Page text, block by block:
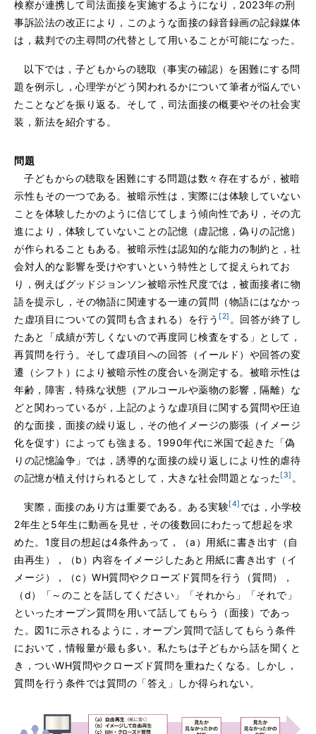
検察が連携して司法面接を実施するようになり，2023年の刑
事訴訟法の改正により，このような面接の録音録画の記録媒体
は，裁判での主尋問の代替として用いることが可能になった。
以下では，子どもからの聴取（事実の確認）を困難にする問
題を例示し，心理学がどう関われるかについて筆者が悩んでい
たことなどを振り返る。そして，司法面接の概要やその社会実
装，新法を紹介する。
問題
子どもからの聴取を困難にする問題は数々存在するが，被暗
示性もその一つである。被暗示性は，実際には体験していない
ことを体験したかのように信じてしまう傾向性であり，その亢
進により，体験していないことの記憶（虚記憶，偽りの記憶）
が作られることもある。被暗示性は認知的な能力の制約と，社
会対人的な影響を受けやすいという特性として捉えられてお
り，例えばグッドジョンソン被暗示性尺度では，被面接者に物
語を提示し，その物語に関連する一連の質問（物語にはなかっ
た虚項目についての質問も含まれる）を行う [2] 。回答が終了し
たあと「成績が芳しくないので再度同じ検査をする」として，
再質問を行う。そして虚項目への回答（イールド）や回答の変
遷（シフト）により被暗示性の度合いを測定する。被暗示性は
年齢，障害，特殊な状態（アルコールや薬物の影響，隔離）な
どと関わっているが，上記のような虚項目に関する質問や圧迫
的な面接，面接の繰り返し，その他イメージの膨張（イメージ
化を促す）によっても強まる。1990年代に米国で起きた「偽
りの記憶論争」では，誘導的な面接の繰り返しにより性的虐待
の記憶が植え付けられるとして，大きな社会問題となった [3] 。
実際，面接のあり方は重要である。ある実験[4] では，小学校
2年生と5年生に動画を見せ，その後数回にわたって想起を求
めた。1度目の想起は4条件あって，（a）用紙に書き出す（自
由再生），（b）内容をイメージしたあと用紙に書き出す（イ
メージ），（c）WH質問やクローズド質問を行う（質問），
（d）「～のことを話してください」「それから」「それで」
といったオープン質問を用いて話してもらう（面接）であっ
た。図1に示されるように，オープン質問で話してもらう条件
において，情報量が最も多い。私たちは子どもから話を聞くと
き，ついWH質問やクローズド質問を重ねたくなる。しかし，
質問を行う条件では質問の「答え」しか得られない。